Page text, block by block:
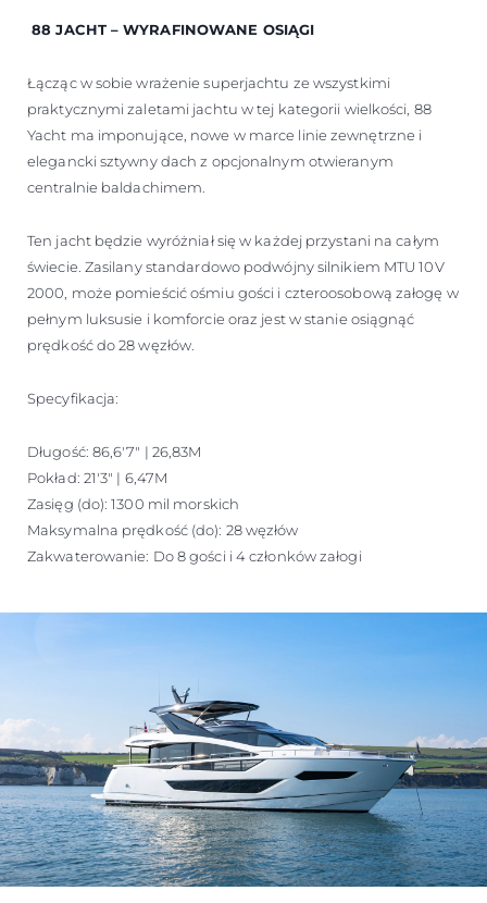
88 JACHT – WYRAFINOWANE OSIĄGI
Łącząc w sobie wrażenie superjachtu ze wszystkimi
praktycznymi zaletami jachtu w tej kategorii wielkości, 88
Yacht ma imponujące, nowe w marce linie zewnętrzne i
elegancki sztywny dach z opcjonalnym otwieranym
centralnie baldachimem.
Ten jacht będzie wyróżniał się w każdej przystani na całym
świecie. Zasilany standardowo podwójny silnikiem MTU 10V
2000, może pomieścić ośmiu gości i czteroosobową załogę w
pełnym luksusie i komforcie oraz jest w stanie osiągnąć
prędkość do 28 węzłów.
Specyfikacja:
Długość: 86,6'7" | 26,83M
Pokład: 21'3" | 6,47M
Zasięg (do): 1300 mil morskich
Maksymalna prędkość (do): 28 węzłów
Zakwaterowanie: Do 8 gości i 4 członków załogi